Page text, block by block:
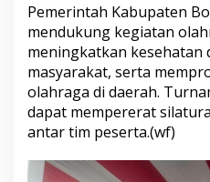
a
g
a
,
P
j
S
k
d
a
Pemerintah Kabupaten
mendukung kegiatan
meningkatkan kesehatan
masyarakat, serta
olahraga di daerah.
dapat mempererat
antar tim peserta.(wf)